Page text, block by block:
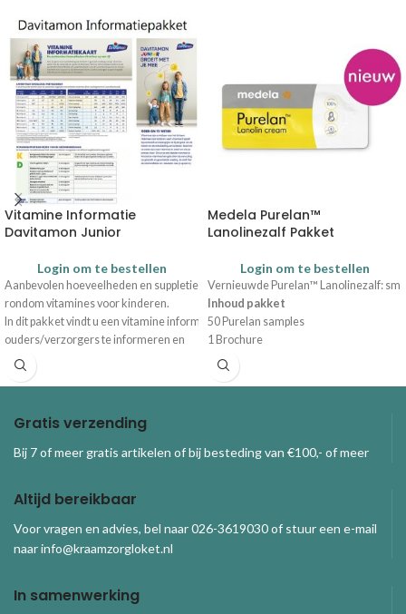
Aansluitopening voor USB-
voedingsadapter
Ardo Bellis is een verhuur borstkolf
voor meerdere gebruikers. De
benodigde afkolfset wordt
NIET
meegeleverd, aangezien iedere
gebruiker een eigen afkolfset dient te
gebruiken in verband met de hygiëne.
Vitamine Informatie
Davitamon Junior
Login om te bestellen
Aanbevolen hoeveelheden en suppletie adviezen van de Gezondheidsraad en
rondom vitamines voor kinderen.
In dit pakket vindt u een vitamine informatiekaart voor eigen gebruik om
ouders/verzorgers te informeren en
informatiefolders - inclusief
kortingsbon
Medela Purelan™
Lanolinezalf Pakket
Login om te bestellen
Vernieuwde Purelan™ Lanolinezalf:
Inhoud pakket
50 Purelan samples
1 Brochure
Je kunt per keer 1 pakket bestellen.
vanwege gestegen productiekosten
Gratis verzending
Bij 7 of meer gratis artikelen of bij besteding van €100,- of meer
Altijd bereikbaar
Voor vragen en advies, bel naar 026-3619030 of stuur een e-mail
naar info@kraamzorgloket.nl
In samenwerking